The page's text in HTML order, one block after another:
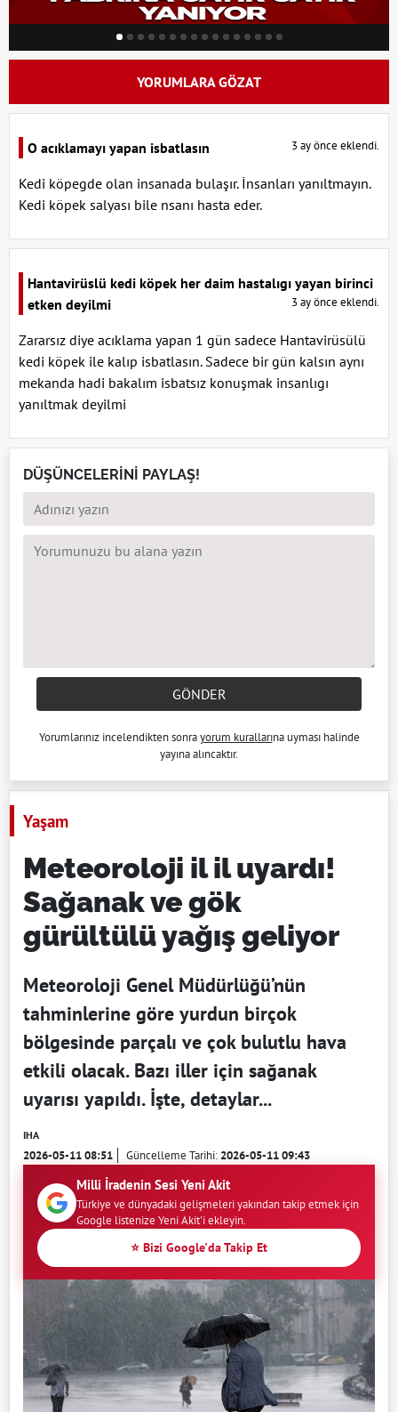
YORUMLARA GÖZAT
O acıklamayı yapan isbatlasın 3 ay önce eklendi.
Kedi köpegde olan insanada bulaşır. İnsanları yanıltmayın.
Kedi köpek salyası bile nsanı hasta eder.
Hantavirüslü kedi köpek her daim hastalıgı yayan birinci
etken deyilmi
3 ay önce eklendi.
Zararsız diye acıklama yapan 1 gün sadece Hantavirüsülü
kedi köpek ile kalıp isbatlasın. Sadece bir gün kalsın aynı
mekanda hadi bakalım isbatsız konuşmak insanlıgı
yanıltmak deyilmi
DÜŞÜNCELERİNİ PAYLAŞ!
GÖNDER
Yorumlarınız incelendikten sonrayorum kurallarına uyması halinde
yayına alıncaktır.
Yaşam
Meteoroloji il il uyardı!
Sağanak ve gök
gürültülü yağış geliyor
Meteoroloji Genel Müdürlüğü’nün
tahminlerine göre yurdun birçok
bölgesinde parçalı ve çok bulutlu hava
etkili olacak. Bazı iller için sağanak
uyarısı yapıldı. İşte, detaylar...
IHA
2026-05-11 08:51 Güncelleme Tarihi:2026-05-11 09:43
Milli İradenin Sesi Yeni Akit
Türkiye ve dünyadaki gelişmeleri yakından takip etmek için
Google listenize Yeni Akit'i ekleyin.
⭐ Bizi Google'da Takip Et